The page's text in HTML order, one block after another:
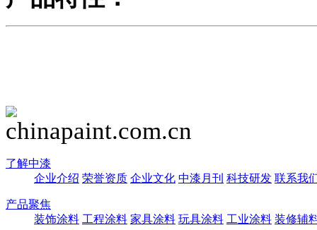
了解中漆
企业介绍 荣誉资质 企业文化 中漆月刊 科技研发 联系我
产品聚焦
装饰涂料 工程涂料 家具涂料 玩具涂料 工业涂料 装修辅